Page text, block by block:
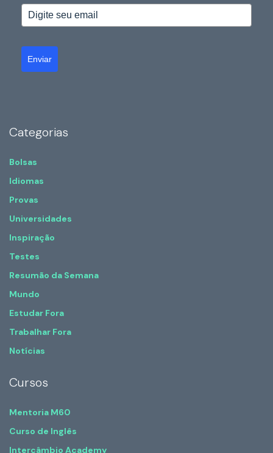
Enviar
Categorias
Bolsas
Idiomas
Provas
Universidades
Inspiração
Testes
Resumão da Semana
Mundo
Estudar Fora
Trabalhar Fora
Notícias
Cursos
Mentoria M60
Curso de Inglês
Intercâmbio Academy